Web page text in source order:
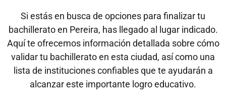
Si estás en busca de opciones para finalizar tu
bachillerato en Pereira, has llegado al lugar indicado.
Aquí te ofrecemos información detallada sobre cómo
validar tu bachillerato en esta ciudad, así como una
lista de instituciones confiables que te ayudarán a
alcanzar este importante logro educativo.